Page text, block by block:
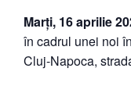
Marți, 16 aprilie
în cadrul unei noi
Cluj-Napoca,